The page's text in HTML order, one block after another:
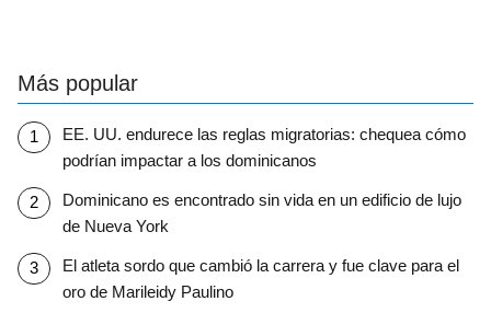
Más popular
EE. UU. endurece las reglas migratorias: chequea cómo
podrían impactar a los dominicanos
Dominicano es encontrado sin vida en un edificio de lujo
de Nueva York
El atleta sordo que cambió la carrera y fue clave para el
oro de Marileidy Paulino